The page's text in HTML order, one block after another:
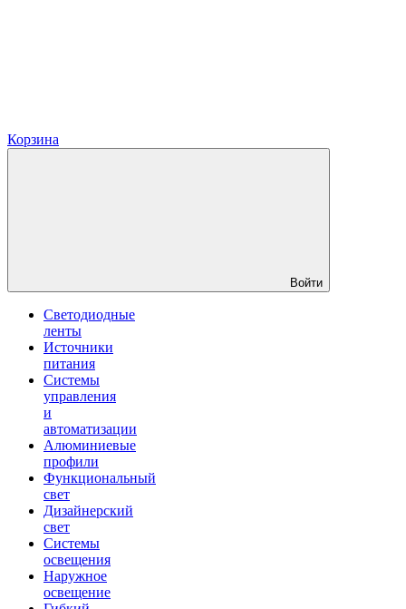
Корзина
Войти
Светодиодные
ленты
Источники
питания
Системы
управления
и
автоматизации
Алюминиевые
профили
Функциональный
свет
Дизайнерский
свет
Системы
освещения
Наружное
освещение